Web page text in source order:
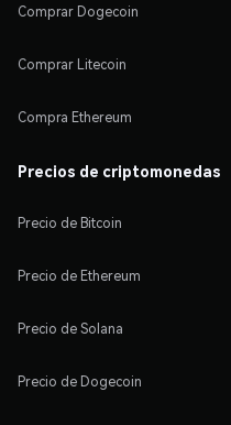
Comprar Dogecoin
Comprar Litecoin
Compra Ethereum
Precios de criptomonedas
Precio de Bitcoin
Precio de Ethereum
Precio de Solana
Precio de Dogecoin